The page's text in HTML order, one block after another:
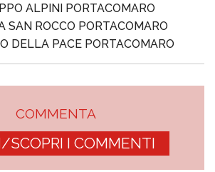
ALPINI PORTACOMARO
SAN ROCCO PORTACOMARO
DELLA PACE PORTACOMARO
COMMENTA
SCOPRI I COMMENTI